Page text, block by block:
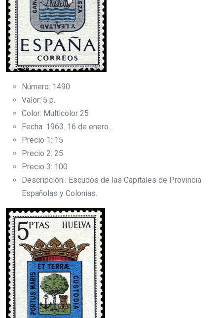
Número: 1490
Valor: 5 p.
Color: Multicolor 25
Fecha: 1963. 16 de enero..
Precio 1: 15
Precio 2: 25
Precio 3: 100
Descripción : Escudos de las Capitales de Provincia
Españolas y Colonias.